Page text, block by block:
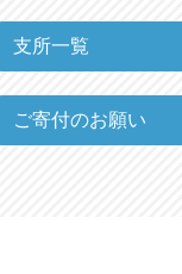
支所一覧
ご寄付のお願い